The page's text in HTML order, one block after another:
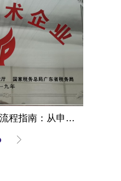
高新技术企业认定全流程指南：从申报到复审的成功经验分享